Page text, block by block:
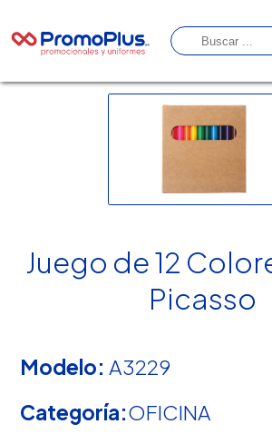
Juego de 12
Picasso
Modelo: A3229
Categoría:OFICINA